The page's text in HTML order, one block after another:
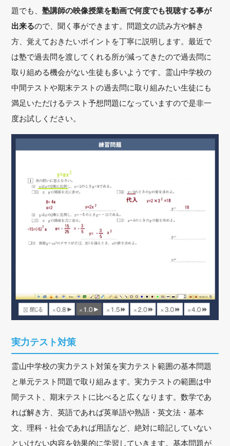
題でも、塾講師の映像授業を動画で何度でも視聴する事が
出来るので、聞く事ができます。問題文の読み方や解き
方、覚えておきたいポイントを丁寧に説明します。最近で
は塾で過去問を渡してくれる所が減ってきたので過去問に
取り組める機会がない生徒も多いようです。霊山中学校の
中間テストや期末テストの過去問に取り組みたい生徒にも
満足いただけるテスト予想問題になっていますので是非一
度お試しください。
実力テスト対策
霊山中学校の実力テスト対策を実力テスト範囲の基本問題
と単元テスト問題で取り組みます。実力テストの範囲は中
間テスト、期末テストに比べると広くなります。数学であ
れば解き方、英語であれば英単語や熟語・英文法・基本
文、理科・社会であれば用語など、絶対に暗記していない
といけない内容を効果的に学習していきます。基本問題が